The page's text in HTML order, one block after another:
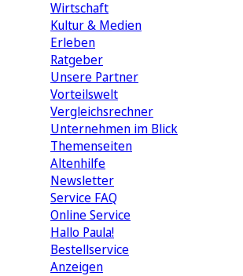
Wirtschaft
Kultur & Medien
Erleben
Ratgeber
Unsere Partner
Vorteilswelt
Vergleichsrechner
Unternehmen im Blick
Themenseiten
Altenhilfe
Newsletter
Service FAQ
Online Service
Hallo Paula!
Bestellservice
Anzeigen